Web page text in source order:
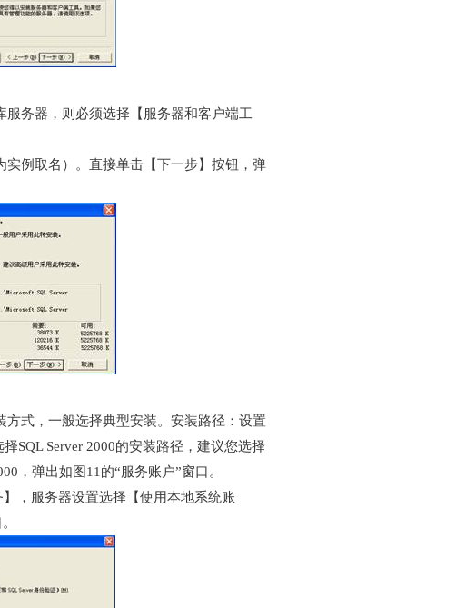
务器，则必须选择【服务器和客户端工
例取名）。直接单击【下一步】按钮，弹
式，一般选择典型安装。安装路径：设置
SQL Server 2000的安装路径，建议您选择
，弹出如图11的“服务账户”窗口。
，服务器设置选择【使用本地系统账